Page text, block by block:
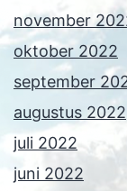
november
oktober 2022
september
augustus 2022
juli 2022
juni 2022